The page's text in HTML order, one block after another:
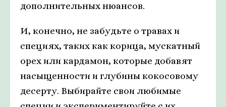
дополнительных нюансов.
И, конечно, не забудьте о травах и
специях, таких как корица, мускатный
орех или кардамон, которые добавят
насыщенности и глубины кокосовому
десерту. Выбирайте свои любимые